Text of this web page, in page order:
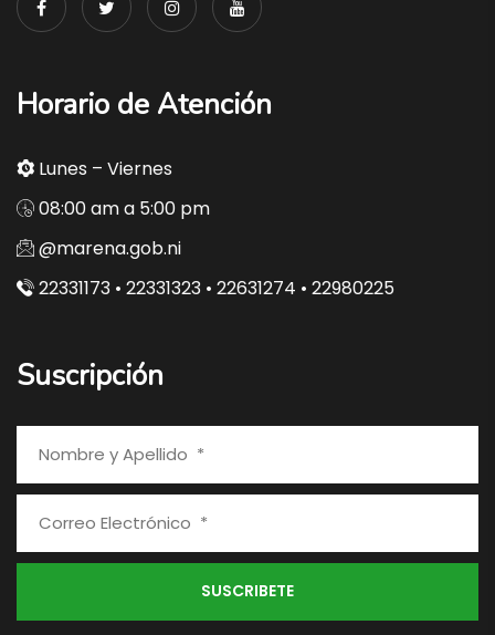
Horario de Atención
Lunes – Viernes
08:00 am a 5:00 pm
@marena.gob.ni
22331173 • 22331323 • 22631274 • 22980225
Suscripción